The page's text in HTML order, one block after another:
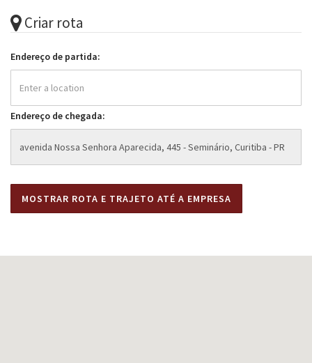
Criar rota
Endereço de partida:
Endereço de chegada: